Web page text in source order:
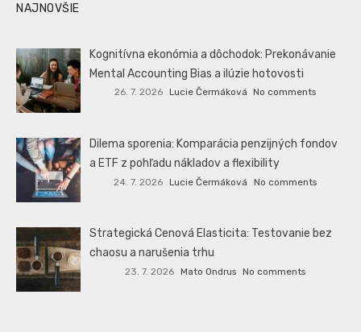
NAJNOVŠIE
Kognitívna ekonómia a dôchodok: Prekonávanie
Mental Accounting Bias a ilúzie hotovosti
26. 7. 2026 Lucie Čermáková No comments
Dilema sporenia: Komparácia penzijných fondov
a ETF z pohľadu nákladov a flexibility
24. 7. 2026 Lucie Čermáková No comments
Strategická Cenová Elasticita: Testovanie bez
chaosu a narušenia trhu
23. 7. 2026 Mato Ondrus No comments